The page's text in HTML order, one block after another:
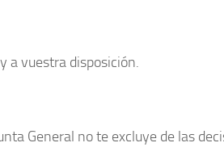
a vuestra disposición.
General no te excluye de las